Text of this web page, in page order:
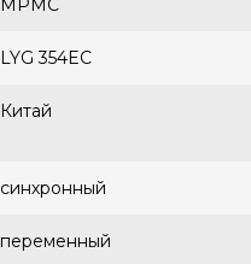
MPMC
LYG 354EC
Китай
синхронный
переменный